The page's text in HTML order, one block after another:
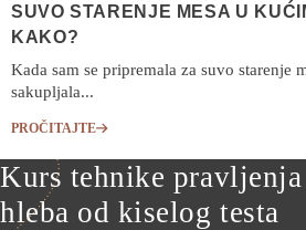
SUVO STARENJE MESA U
KAKO?
Kada sam se pripremala za suvo starenje
sakupljala...
PROČITAJTE
Kurs tehnike pravljenja
hleba od kiselog testa